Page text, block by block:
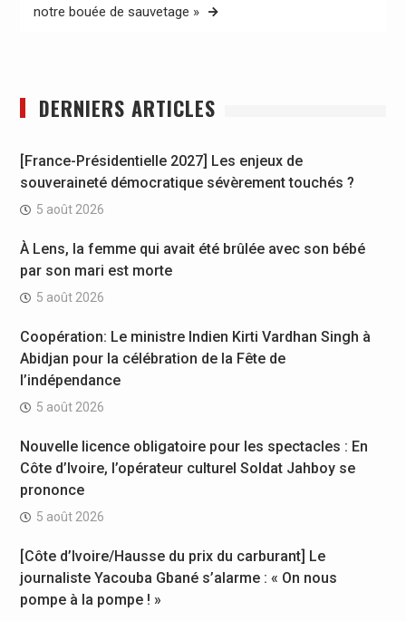
notre bouée de sauvetage »
DERNIERS ARTICLES
[France-Présidentielle 2027] Les enjeux de
souveraineté démocratique sévèrement touchés ?
5 août 2026
À Lens, la femme qui avait été brûlée avec son bébé
par son mari est morte
5 août 2026
Coopération: Le ministre Indien Kirti Vardhan Singh à
Abidjan pour la célébration de la Fête de
l’indépendance
5 août 2026
Nouvelle licence obligatoire pour les spectacles : En
Côte d’Ivoire, l’opérateur culturel Soldat Jahboy se
prononce
5 août 2026
[Côte d’Ivoire/Hausse du prix du carburant] Le
journaliste Yacouba Gbané s’alarme : « On nous
pompe à la pompe ! »